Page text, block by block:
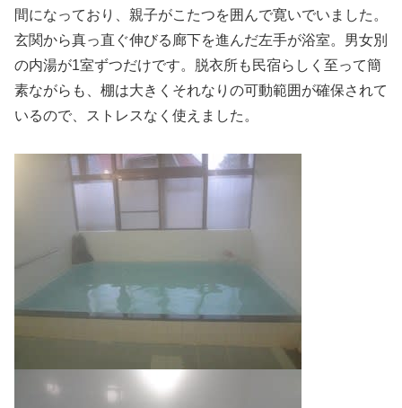
間になっており、親子がこたつを囲んで寛いでいました。
玄関から真っ直ぐ伸びる廊下を進んだ左手が浴室。男女別
の内湯が1室ずつだけです。脱衣所も民宿らしく至って簡
素ながらも、棚は大きくそれなりの可動範囲が確保されて
いるので、ストレスなく使えました。